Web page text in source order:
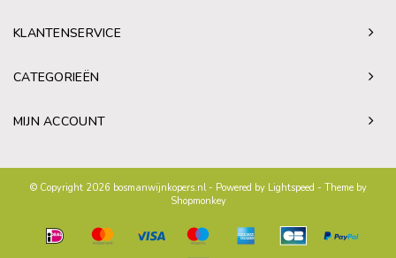
KLANTENSERVICE
CATEGORIEËN
MIJN ACCOUNT
© Copyright 2026 bosmanwijnkopers.nl - Powered by Lightspeed - Theme by
Shopmonkey